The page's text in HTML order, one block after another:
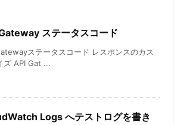
ステータスコード
ステータスコード レスポンスのカス
ズ API Gat ...
Logs へテストログを書き